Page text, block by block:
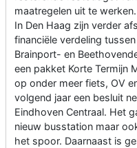
maatregelen uit te werken.
In Den Haag zijn verder
financiële verdeling
Brainport- en
een pakket Korte Termijn
op onder meer fiets, OV
volgend jaar een besluit
Eindhoven Centraal. Het
nieuw busstation maar
het spoor. Daarnaast is